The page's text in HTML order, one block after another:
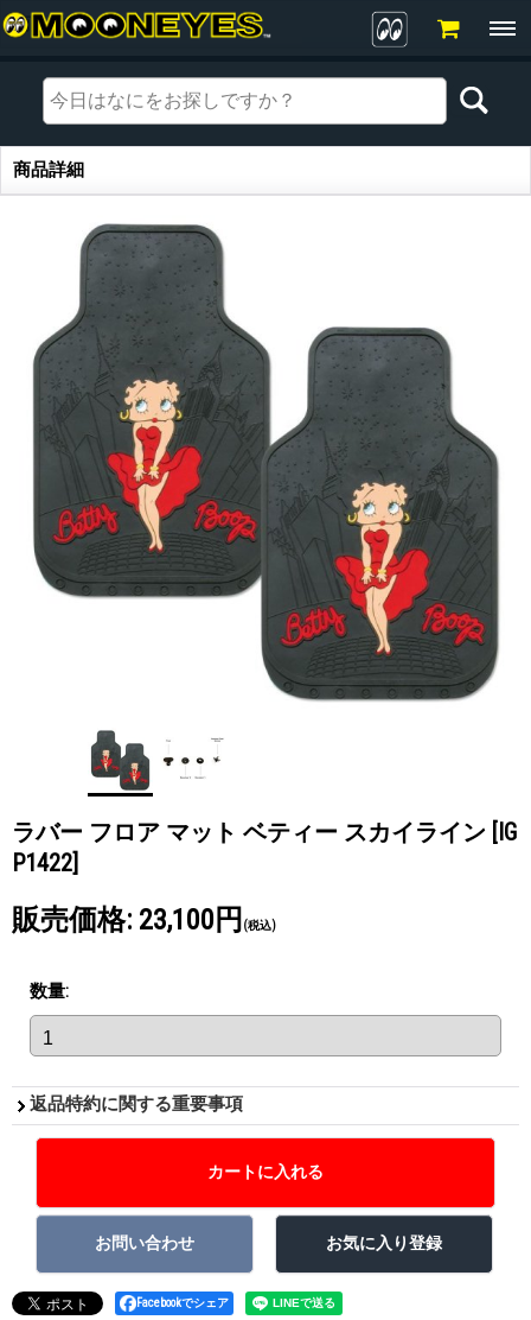
商品詳細
商品詳細
ラバー フロア マット ベティー スカイライン [IG
P1422]
販売価格: 23,100円 (税込)
数量:
返品特約に関する重要事項
Facebookでシェア